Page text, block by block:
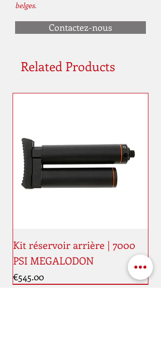
belges.
Contactez-nous
Related Products
Kit réservoir arrière | 7000
PSI MEGALODON
Price
€545.00